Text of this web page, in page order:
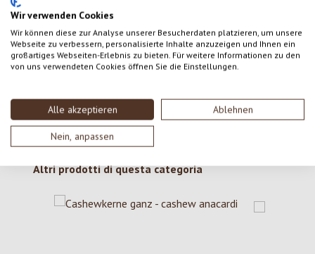
Wir verwenden Cookies
Wir können diese zur Analyse unserer Besucherdaten platzieren, um unsere
Webseite zu verbessern, personalisierte Inhalte anzuzeigen und Ihnen ein
großartiges Webseiten-Erlebnis zu bieten. Für weitere Informationen zu den
von uns verwendeten Cookies öffnen Sie die Einstellungen.
Alle akzeptieren Ablehnen
Nein, anpassen
Nessuna recensione trovata Condividi le tue opinioni
con gli altri.
Salta la galleria dei prodotti
Altri prodotti di questa categoria